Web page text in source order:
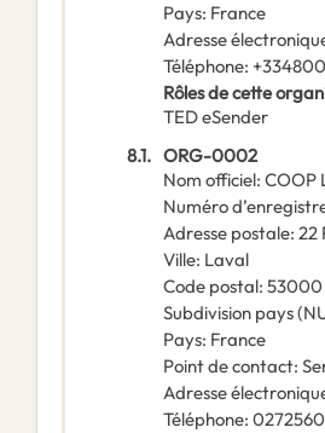
Pays: France
Adresse
Téléphone:
Rôles de cette
TED eSender
8.1. ORG-0002
Nom officiel: COOP
Numéro
Adresse postale: 22
Ville: Laval
Code postal: 53000
Subdivision pays
Pays: France
Point de contact:
Adresse
Téléphone: